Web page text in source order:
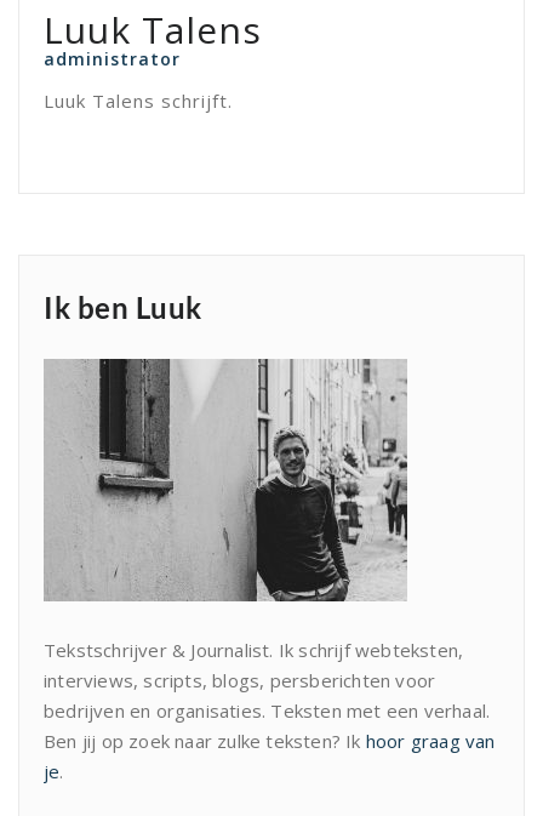
Luuk Talens
administrator
Luuk Talens schrijft.
Ik ben Luuk
Tekstschrijver & Journalist. Ik schrijf webteksten,
interviews, scripts, blogs, persberichten voor
bedrijven en organisaties. Teksten met een verhaal.
Ben jij op zoek naar zulke teksten? Ik hoor graag van
je.